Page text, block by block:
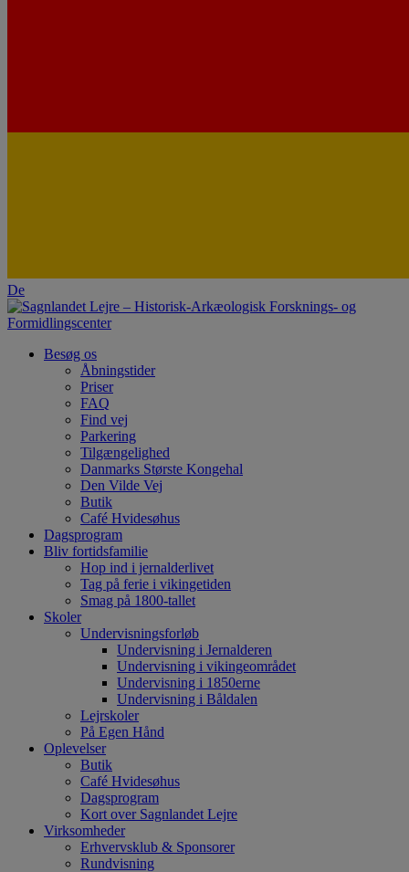
De
Besøg os
Åbningstider
Priser
FAQ
Find vej
Parkering
Tilgængelighed
Danmarks Største Kongehal
Den Vilde Vej
Butik
Café Hvidesøhus
Dagsprogram
Bliv fortidsfamilie
Hop ind i jernalderlivet
Tag på ferie i vikingetiden
Smag på 1800-tallet
Skoler
Undervisningsforløb
Undervisning i Jernalderen
Undervisning i vikingeområdet
Undervisning i 1850erne
Undervisning i Båldalen
Lejrskoler
På Egen Hånd
Oplevelser
Butik
Café Hvidesøhus
Dagsprogram
Kort over Sagnlandet Lejre
Virksomheder
Erhvervsklub & Sponsorer
Rundvisning